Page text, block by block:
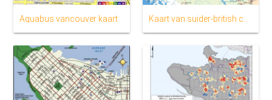
Aquabus vancouver kaart Kaart van suider-british columbia